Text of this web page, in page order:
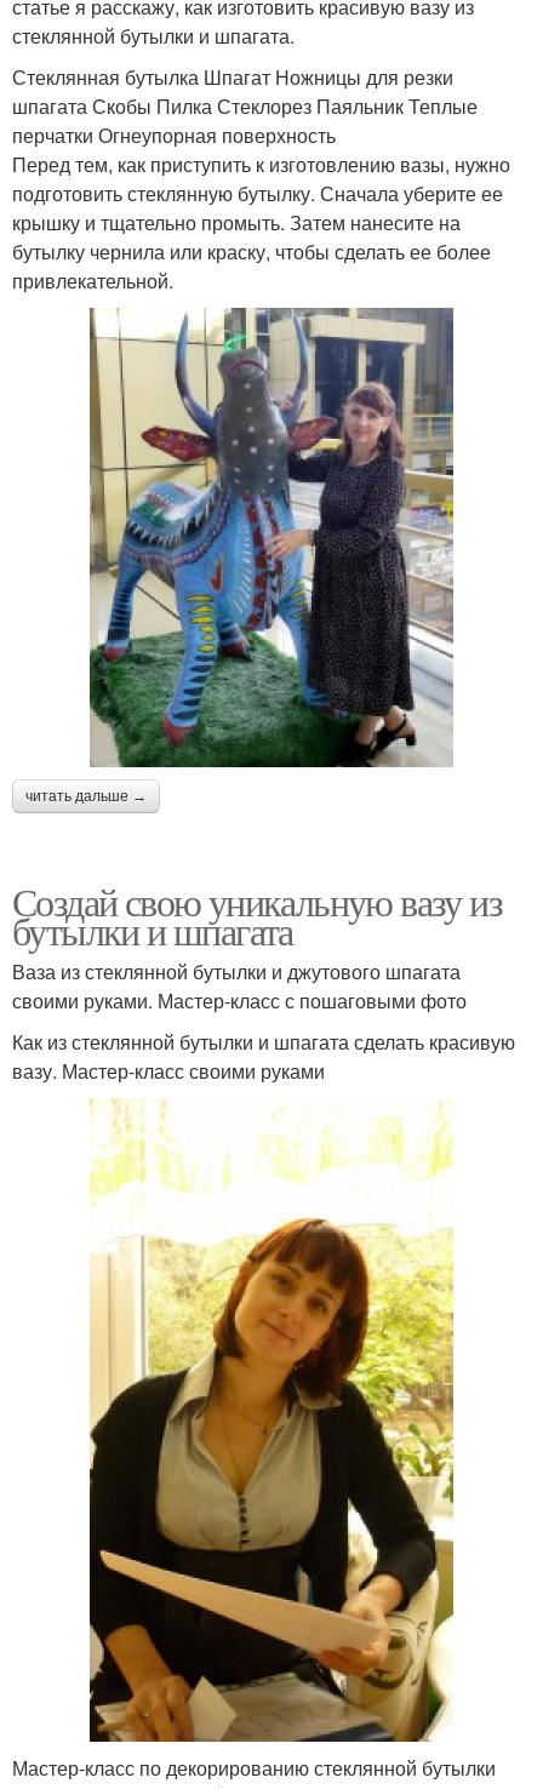
статье я расскажу, как изготовить красивую вазу из
стеклянной бутылки и шпагата.
Стеклянная бутылка Шпагат Ножницы для резки
шпагата Скобы Пилка Стеклорез Паяльник Теплые
перчатки Огнеупорная поверхность
Перед тем, как приступить к изготовлению вазы, нужно
подготовить стеклянную бутылку. Сначала уберите ее
крышку и тщательно промыть. Затем нанесите на
бутылку чернила или краску, чтобы сделать ее более
привлекательной.
читать дальше →
Создай свою уникальную вазу из
бутылки и шпагата
Ваза из стеклянной бутылки и джутового шпагата
своими руками. Мастер-класс с пошаговыми фото
Как из стеклянной бутылки и шпагата сделать красивую
вазу. Мастер-класс своими руками
Мастер-класс по декорированию стеклянной бутылки